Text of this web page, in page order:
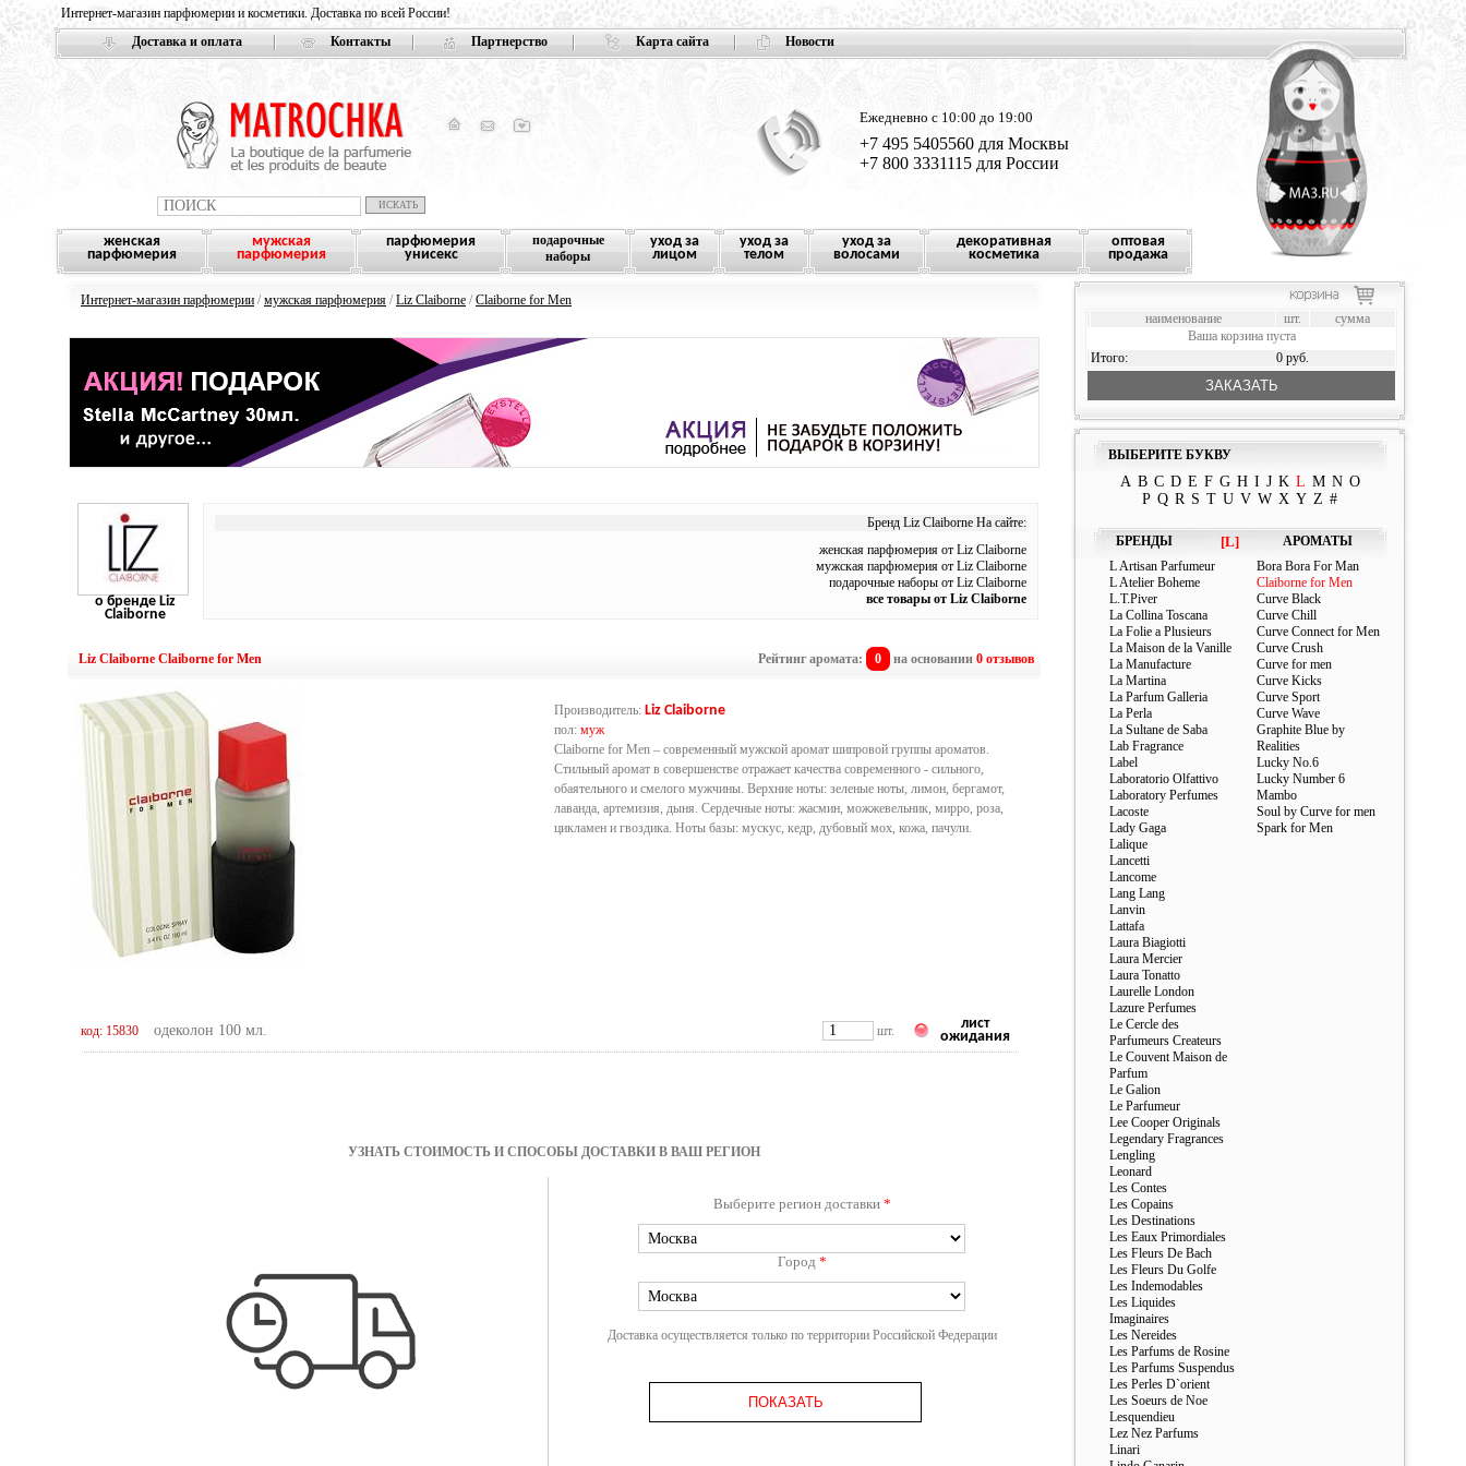
Интернет-магазин парфюмерии и косметики. Доставка по всей России!
Доставка и оплата
Контакты Партнерство Карта сайта Новости
Ежедневно с 10:00 до 19:00
+7 495 5405560 для Москвы
+7 800 3331115 для России
женская
парфюмерия
мужская
парфюмерия
парфюмерия
унисекс
подарочные
наборы
уход за
лицом
уход за
телом
уход за
волосами
декоративная
косметика
оптовая
продажа
Интернет-магазин парфюмерии /мужская парфюмерия /Liz Claiborne /Claiborne for Men
о бренде Liz
Claiborne
Бренд Liz Claiborne На сайте:
женская парфюмерия от Liz Claiborne
мужская парфюмерия от Liz Claiborne
подарочные наборы от Liz Claiborne
все товары от Liz Claiborne
Liz Claiborne Claiborne for Men Рейтинг аромата: 0 на основании 0 отзывов
Производитель: Liz Claiborne
пол: муж
Claiborne for Men – современный мужской аромат шипровой группы ароматов.
Стильный аромат в совершенстве отражает качества современного - сильного,
обаятельного и смелого мужчины. Верхние ноты: зеленые ноты, лимон, бергамот,
лаванда, артемизия, дыня. Сердечные ноты: жасмин, можжевельник, мирро, роза,
цикламен и гвоздика. Ноты базы: мускус, кедр, дубовый мох, кожа, пачули.
код: 15830 одеколон 100 мл. шт.
лист
ожидания
УЗНАТЬ СТОИМОСТЬ И СПОСОБЫ ДОСТАВКИ В ВАШ РЕГИОН
Выберите регион доставки *
Город *
Доставка осуществляется только по территории Российской Федерации
ПОКАЗАТЬ
наименование шт.
сумма
Ваша корзина пуста
Итого:
0 руб.
ЗАКАЗАТЬ
ВЫБЕРИТЕ БУКВУ
A B C D E F G H I J K L M N O
P Q R S T U V W X Y Z #
БРЕНДЫ [L]
АРОМАТЫ
L Artisan Parfumeur
L Atelier Boheme
L.T.Piver
La Collina Toscana
La Folie a Plusieurs
La Maison de la Vanille
La Manufacture
La Martina
La Parfum Galleria
La Perla
La Sultane de Saba
Lab Fragrance
Label
Laboratorio Olfattivo
Laboratory Perfumes
Lacoste
Lady Gaga
Lalique
Lancetti
Lancome
Lang Lang
Lanvin
Lattafa
Laura Biagiotti
Laura Mercier
Laura Tonatto
Laurelle London
Lazure Perfumes
Le Cercle des
Parfumeurs Createurs
Le Couvent Maison de
Parfum
Le Galion
Le Parfumeur
Lee Cooper Originals
Legendary Fragrances
Lengling
Leonard
Les Contes
Les Copains
Les Destinations
Les Eaux Primordiales
Les Fleurs De Bach
Les Fleurs Du Golfe
Les Indemodables
Les Liquides
Imaginaires
Les Nereides
Les Parfums de Rosine
Les Parfums Suspendus
Les Perles D`orient
Les Soeurs de Noe
Lesquendieu
Lez Nez Parfums
Linari
Bora Bora For Man
Claiborne for Men
Curve Black
Curve Chill
Curve Connect for Men
Curve Crush
Curve for men
Curve Kicks
Curve Sport
Curve Wave
Graphite Blue by
Realities
Lucky No.6
Lucky Number 6
Mambo
Soul by Curve for men
Spark for Men